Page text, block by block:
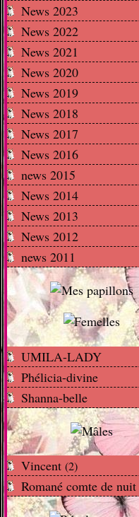
News 2023
News 2022
News 2021
News 2020
News 2019
News 2018
News 2017
News 2016
news 2015
News 2014
News 2013
News 2012
news 2011
UMILA-LADY
Phélicia-divine
Shanna-belle
Vincent (2)
Romané comte de nuit